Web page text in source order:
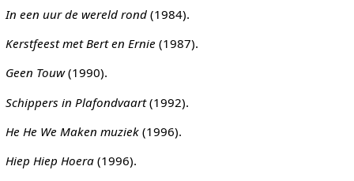
In een uur de wereld rond(1984).
Kerstfeest met Bert en Ernie (1987).
Geen Touw(1990).
Schippers in Plafondvaart(1992).
He He We Maken muziek(1996).
Hiep Hiep Hoera(1996).